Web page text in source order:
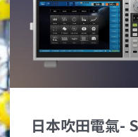
日本吹田電氣-